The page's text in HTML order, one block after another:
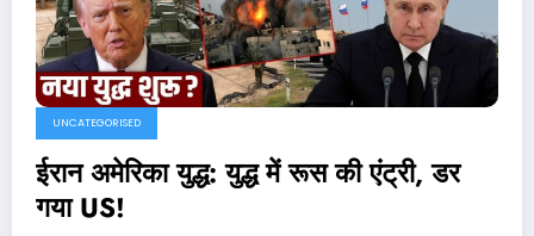
UNCATEGORISED
ईरान अमेरिका युद्ध: युद्ध में रूस की एंट्री, डर
गया US!